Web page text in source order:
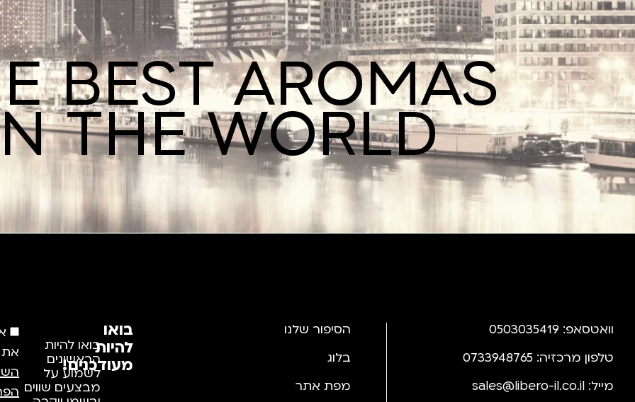
BEST AROMAS
THE WORLD
וואטסאפ: 0503035419
טלפון מרכזיה: 0733948765
מייל: sales@libero-il.co.il
הסיפור שלנו
בלוג
מפת אתר
בואו
להיות
מעודכנים!
בואו להיות
הראשונים
לשמוע על
מבצעים שווים